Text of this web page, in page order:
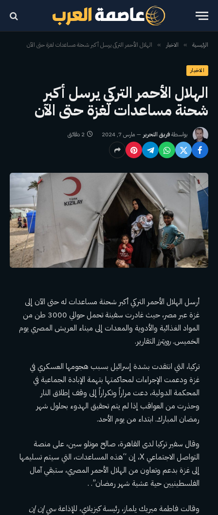
الرئيسية » الاخبار » الهلال الأحمر التركي يرسل أكبر شحنة مساعدات لغزة حتى الآن
الاخبار
الهلال الأحمر التركي يرسل أكبر
شحنة مساعدات لغزة حتى الآن
بواسطةفريق التحرير مارس 7, 2024 2 دقائق
أرسل الهلال الأحمر التركي أكبر شحنة مساعدات له حتى الآن إلى
غزة عبر مصر، حيث غادرت سفينة تحمل حوالي 3000 طن من
المواد الغذائية والأدوية والمعدات إلى ميناء العريش المصري يوم
الخميس.رويترز التقارير.
تركيا، التي انتقدت بشدة إسرائيل بسبب هجومها العسكري في
غزة ودعمت الإجراءات لمحاكمتها بتهمة الإبادة الجماعية في
المحكمة الدولية، دعت مراراً وتكراراً إلى وقف إطلاق النار
وحذرت من العواقب إذا لم يتم تحقيق الهدوء بحلول شهر
رمضان المبارك. ابتداء من يوم الأحد.
وقال سفير تركيا لدى القاهرة، صالح موتلو سين، على منصة
التواصل الاجتماعي X، إن “هذه المساعدات، التي سيتم تسليمها
إلى غزة بدعم وتعاون من الهلال الأحمر المصري، ستبقي آمال
الفلسطينيين حية عشية شهر رمضان”. .
وقالت فاطمة ميريك يلماز، رئيسة كيزيلاي، للإذاعةسي إن إن